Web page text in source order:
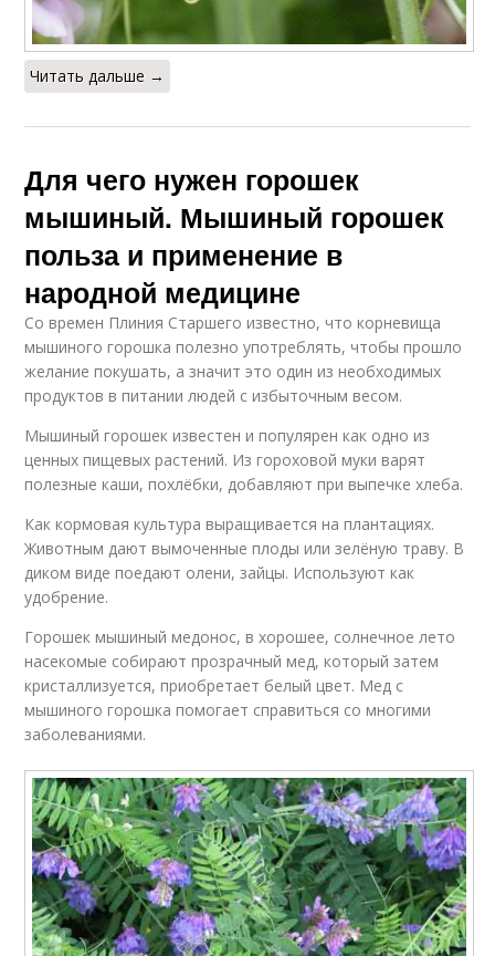
Читать дальше →
Для чего нужен горошек
мышиный. Мышиный горошек
польза и применение в
народной медицине
Со времен Плиния Старшего известно, что корневища
мышиного горошка полезно употреблять, чтобы прошло
желание покушать, а значит это один из необходимых
продуктов в питании людей с избыточным весом.
Мышиный горошек известен и популярен как одно из
ценных пищевых растений. Из гороховой муки варят
полезные каши, похлёбки, добавляют при выпечке хлеба.
Как кормовая культура выращивается на плантациях.
Животным дают вымоченные плоды или зелёную траву. В
диком виде поедают олени, зайцы. Используют как
удобрение.
Горошек мышиный медонос, в хорошее, солнечное лето
насекомые собирают прозрачный мед, который затем
кристаллизуется, приобретает белый цвет. Мед с
мышиного горошка помогает справиться со многими
заболеваниями.